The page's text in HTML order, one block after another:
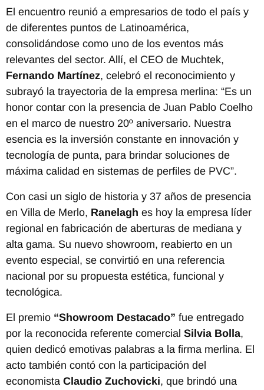
El encuentro reunió a empresarios de todo el país y
de diferentes puntos de Latinoamérica,
consolidándose como uno de los eventos más
relevantes del sector. Allí, el CEO de Muchtek,
Fernando Martínez, celebró el reconocimiento y
subrayó la trayectoria de la empresa merlina: “Es un
honor contar con la presencia de Juan Pablo Coelho
en el marco de nuestro 20º aniversario. Nuestra
esencia es la inversión constante en innovación y
tecnología de punta, para brindar soluciones de
máxima calidad en sistemas de perfiles de PVC”.
Con casi un siglo de historia y 37 años de presencia
en Villa de Merlo, Ranelagh es hoy la empresa líder
regional en fabricación de aberturas de mediana y
alta gama. Su nuevo showroom, reabierto en un
evento especial, se convirtió en una referencia
nacional por su propuesta estética, funcional y
tecnológica.
El premio “Showroom Destacado” fue entregado
por la reconocida referente comercial Silvia Bolla,
quien dedicó emotivas palabras a la firma merlina. El
acto también contó con la participación del
economista Claudio Zuchovicki, que brindó una